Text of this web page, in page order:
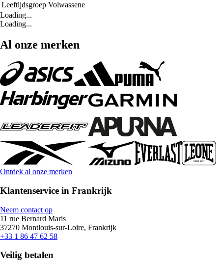
Leeftijdsgroep Volwassene
Loading...
Loading...
Al onze merken
Ontdek al onze merken
Klantenservice in Frankrijk
Neem contact op
11 rue Bernard Maris
37270 Montlouis-sur-Loire, Frankrijk
+33 1 86 47 62 58
Veilig betalen